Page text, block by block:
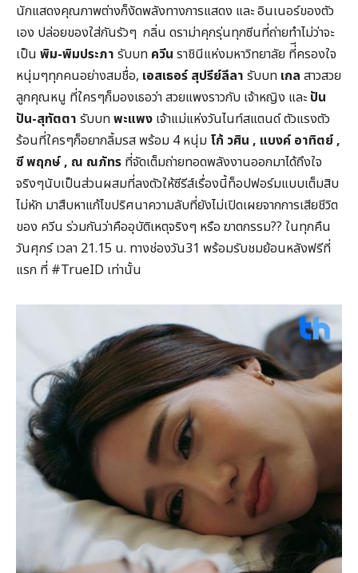
นักแสดงคุณภาพต่างก็งัดพลังทางการแสดง และ อินเนอร์ของตัว
เอง ปล่อยของใส่กันรัวๆ กลิ่น ดราม่าคุกรุ่นทุกซีนที่ถ่ายทำไม่ว่าจะ
เป็น พิม-พิมประภา รับบท ควีน ราชินีแห่งมหาวิทยาลัย ที่ีครองใจ
หนุ่มๆทุกคนอย่างสมชื่อ, เอสเธอร์ สุปรีย์ลีลา รับบท เกล สาวสวย
ลูกคุณหนู ที่ใครๆก็มองเธอว่า สวยแพงราวกับ เจ้าหญิง และปัน
ปัน-สุทัตตา รับบทพะแพง เจ้าแม่แห่งวันไนท์สแตนด์ ตัวแรงตัว
ร้อนที่ใครๆก็อยากลิ้มรส พร้อม 4 หนุ่ม โก้ วศิน , แบงค์ อาทิตย์ ,
ซี พฤกษ์ , ณ ณภัทร ที่จัดเต็มถ่ายทอดพลังงานออกมาได้ถึงใจ
จริงๆนับเป็นส่วนผสมที่ลงตัวให้ซีรีส์เรื่องนี้ท็อปฟอร์มแบบเต็มสิบ
ไม่หัก มาสืบหาแก้ไขปริศนาความลับที่ยังไม่เปิดเผยจากการเสียชีวิต
ของ ควีน ร่วมกันว่าคืออุบัติเหตุจริงๆ หรือ ฆาตกรรม?? ในทุกคืน
วันศุกร์ เวลา 21.15 น. ทางช่องวัน31 พร้อมรับชมย้อนหลังฟรีที่
แรก ที่ #TrueID เท่านั้น